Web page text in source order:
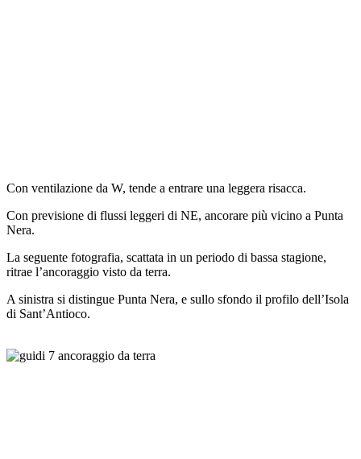
Con ventilazione da W, tende a entrare una leggera risacca.
Con previsione di flussi leggeri di NE, ancorare più vicino a Punta
Nera.
La seguente fotografia, scattata in un periodo di bassa stagione,
ritrae l’ancoraggio visto da terra.
A sinistra si distingue Punta Nera, e sullo sfondo il profilo dell’Isola
di Sant’Antioco.